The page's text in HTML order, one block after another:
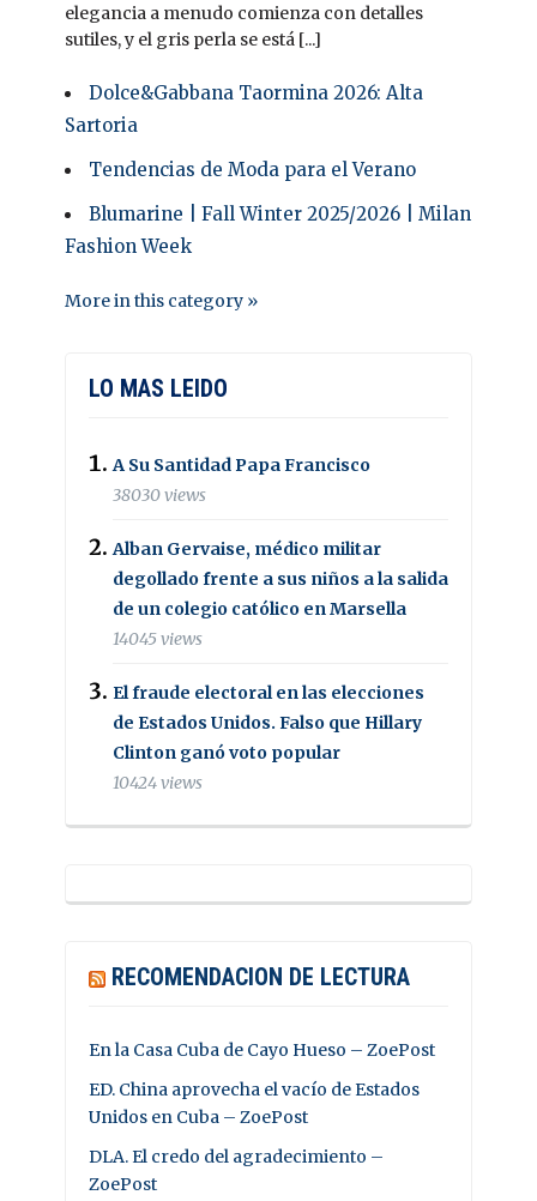
elegancia a menudo comienza con detalles
sutiles, y el gris perla se está [...]
Dolce&Gabbana Taormina 2026: Alta
Sartoria
Tendencias de Moda para el Verano
Blumarine | Fall Winter 2025/2026 | Milan
Fashion Week
More in this category »
LO MAS LEIDO
A Su Santidad Papa Francisco
38030 views
Alban Gervaise, médico militar
degollado frente a sus niños a la salida
de un colegio católico en Marsella
14045 views
El fraude electoral en las elecciones
de Estados Unidos. Falso que Hillary
Clinton ganó voto popular
10424 views
RECOMENDACION DE LECTURA
En la Casa Cuba de Cayo Hueso – ZoePost
ED. China aprovecha el vacío de Estados
Unidos en Cuba – ZoePost
DLA. El credo del agradecimiento –
ZoePost